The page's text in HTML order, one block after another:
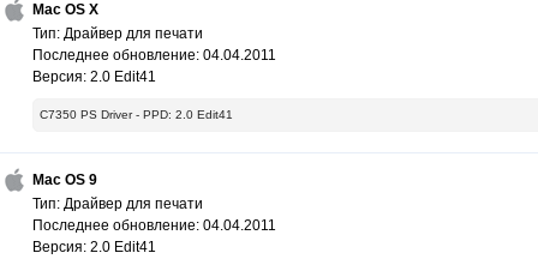
Mac OS X
Тип: Драйвер для печати
Последнее обновление: 04.04.2011
Версия: 2.0 Edit41
C7350 PS Driver - PPD: 2.0 Edit41
Mac OS 9
Тип: Драйвер для печати
Последнее обновление: 04.04.2011
Версия: 2.0 Edit41